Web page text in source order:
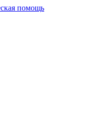
помощь